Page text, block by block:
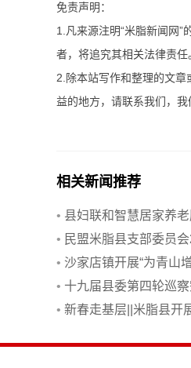
免责声明：
1.凡来源注明“米脂新闻网”
者，将追究其相关法律责任
2.除本站写作和整理的文
益的地方，请联系我们，我
相关新闻推荐
• 县妇联和智慧居家养
服务活动
• 民盟米脂县支部委员
康活动举行
• 沙家店镇开展“为青山
党日活动
• 十九届县委第四轮巡
• 新春走基层||米脂县开